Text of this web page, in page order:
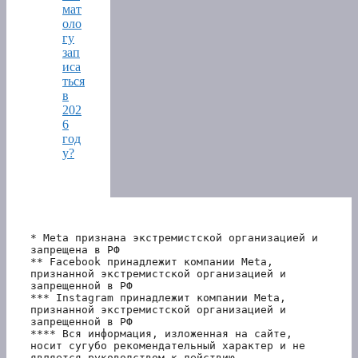
мат
оло
гу
зап
иса
ться
в
202
6
год
у?
* Meta признана экстремистской организацией и
запрещена в РФ
** Facebook принадлежит компании Meta,
признанной экстремистской организацией и
запрещенной в РФ
*** Instagram принадлежит компании Meta,
признанной экстремистской организацией и
запрещенной в РФ
**** Вся информация, изложенная на сайте,
носит сугубо рекомендательный характер и не